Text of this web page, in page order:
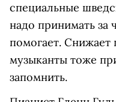
специальные
надо принимать за
помогает. Снижает
музыканты тоже
запомнить.